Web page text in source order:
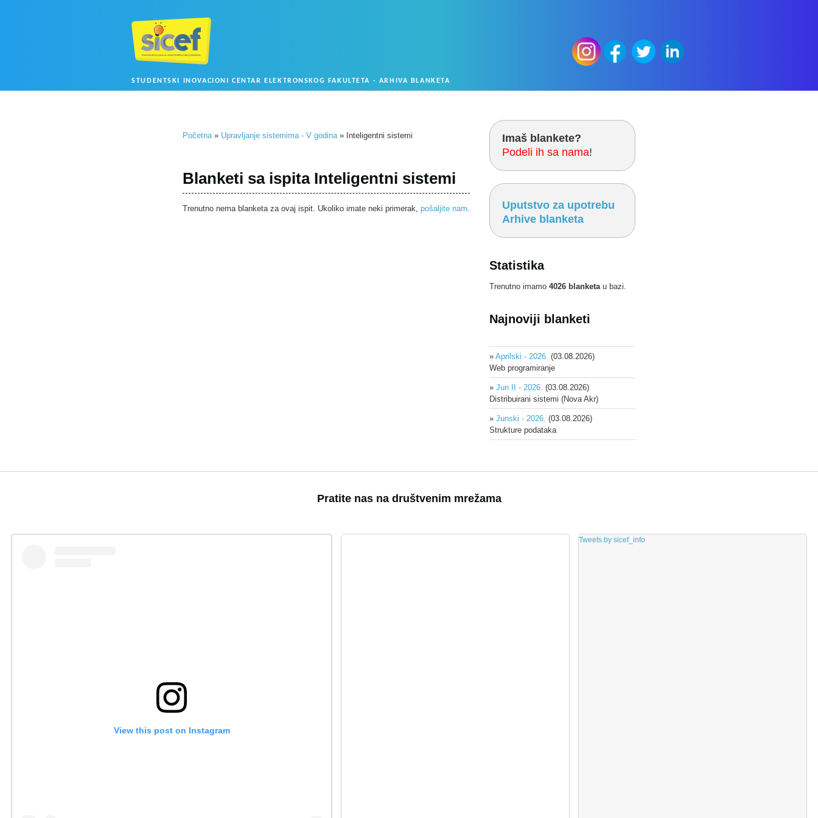
STUDENTSKI INOVACIONI CENTAR ELEKTRONSKOG FAKULTETA - ARHIVA BLANKETA
Početna » Upravljanje sistemima - V godina » Inteligentni sistemi
Blanketi sa ispita Inteligentni sistemi
Trenutno nema blanketa za ovaj ispit. Ukoliko imate neki primerak, pošaljite nam.
Imaš blankete?
Podeli ih sa nama!
Uputstvo za upotrebu
Arhive blanketa
Statistika
Trenutno imamo 4026 blanketa u bazi.
Najnoviji blanketi
» Aprilski - 2026. (03.08.2026)
Web programiranje
» Jun II - 2026. (03.08.2026)
Distribuirani sistemi (Nova Akr)
» Junski - 2026. (03.08.2026)
Strukture podataka
Pratite nas na društvenim mrežama
View this post on Instagram
Tweets by sicef_info